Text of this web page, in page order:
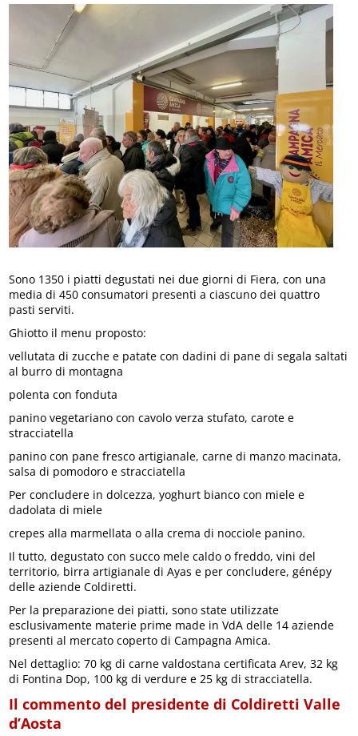
Sono 1350 i piatti degustati nei due giorni di Fiera, con una
media di 450 consumatori presenti a ciascuno dei quattro
pasti serviti.
Ghiotto il menu proposto:
vellutata di zucche e patate con dadini di pane di segala saltati
al burro di montagna
polenta con fonduta
panino vegetariano con cavolo verza stufato, carote e
stracciatella
panino con pane fresco artigianale, carne di manzo macinata,
salsa di pomodoro e stracciatella
Per concludere in dolcezza, yoghurt bianco con miele e
dadolata di miele
crepes alla marmellata o alla crema di nocciole panino.
Il tutto, degustato con succo mele caldo o freddo, vini del
territorio, birra artigianale di Ayas e per concludere, génépy
delle aziende Coldiretti.
Per la preparazione dei piatti, sono state utilizzate
esclusivamente materie prime made in VdA delle 14 aziende
presenti al mercato coperto di Campagna Amica.
Nel dettaglio: 70 kg di carne valdostana certificata Arev, 32 kg
di Fontina Dop, 100 kg di verdure e 25 kg di stracciatella.
Il commento del presidente di Coldiretti Valle
d’Aosta